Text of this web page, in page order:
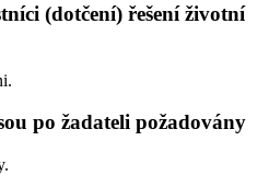
(dotčení) řešení životní
po žadateli požadovány